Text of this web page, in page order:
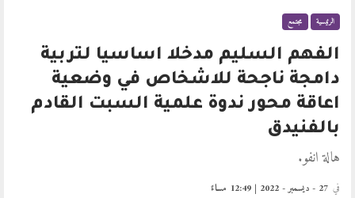
الرئيسية مجتمع
الفهم السليم مدخلا اساسيا لتربية
دامجة ناجحة للاشخاص في وضعية
اعاقة محور ندوة علمية السبت القادم
بالفنيدق
هالة انفو.
في 27 - ديسمبر - 2022 | 12:49 مساءً